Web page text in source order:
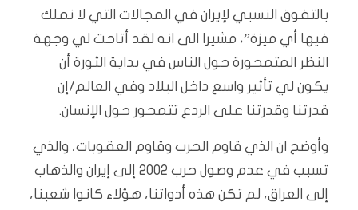
بالتفوق النسبي لإيران في المجالات التي لا نملك
فيها أي ميزة”، مشيرا الى انه لقد أتاحت لي وجهة
النظر المتمحورة حول الناس في بداية الثورة أن
يكون لي تأثير واسع داخل البلاد وفي العالم/إن
قدرتنا وقدرتنا على الردع تتمحور حول الإنسان.
وأوضح ان الذي قاوم الحرب وقاوم العقوبات، والذي
تسبب في عدم وصول حرب 2002 إلى إيران والذهاب
إلى العراق، لم تكن هذه أدواتنا، هؤلاء كانوا شعبنا،